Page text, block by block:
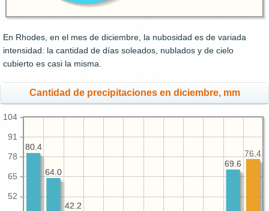
En Rhodes, en el mes de diciembre, la nubosidad es de variada
intensidad: la cantidad de días soleados, nublados y de cielo
cubierto es casi la misma.
Cantidad de precipitaciones en diciembre, mm
52
65
78
91
104
69.6
42.2
64.0
80.4
76.4
69.6
42.2
64.0
80.4